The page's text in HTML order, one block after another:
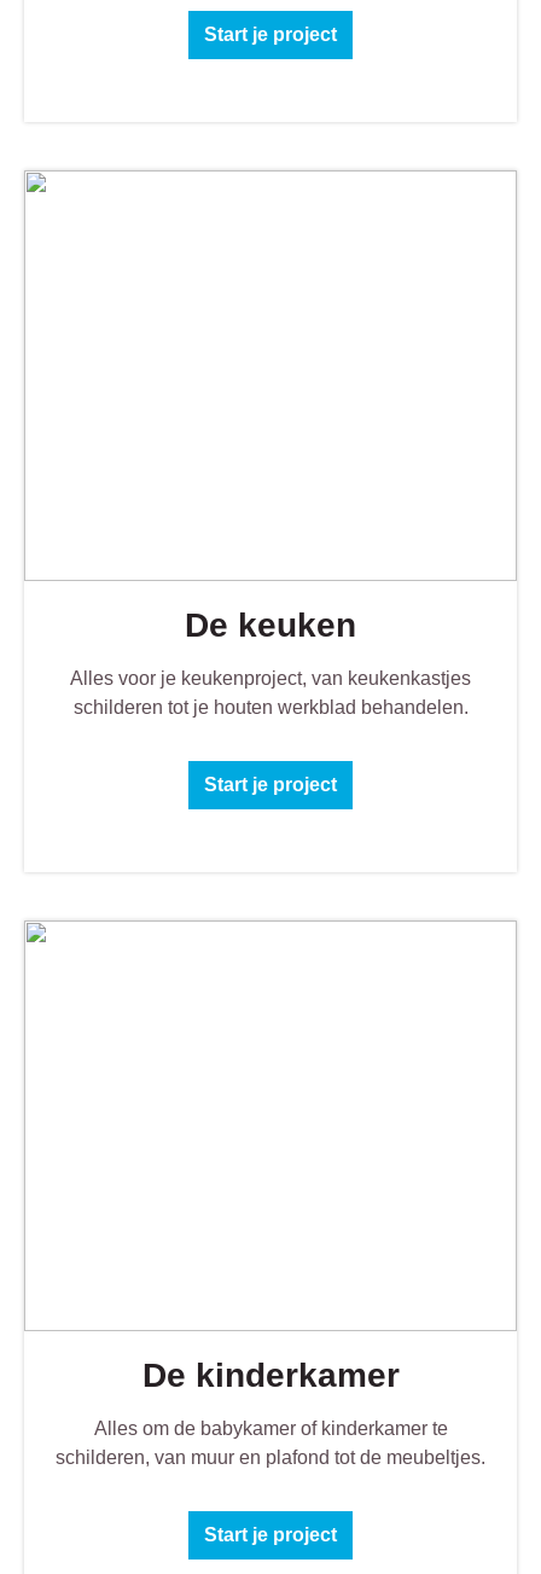
Start je project
De keuken
Alles voor je keukenproject, van keukenkastjes
schilderen tot je houten werkblad behandelen.
Start je project
De kinderkamer
Alles om de babykamer of kinderkamer te
schilderen, van muur en plafond tot de meubeltjes.
Start je project